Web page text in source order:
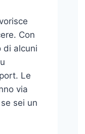
Con
di alcuni
Le
via
sei un